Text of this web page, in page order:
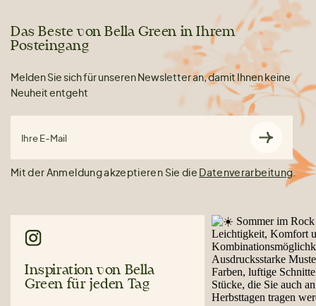
Das Beste von Bella Green in Ihrem
Posteingang
Melden Sie sich für unseren Newsletter an, damit Ihnen keine
Neuheit entgeht
Ihre E-Mail
Mit der Anmeldung akzeptieren Sie die Datenverarbeitung.
Inspiration von Bella
Green für jeden Tag